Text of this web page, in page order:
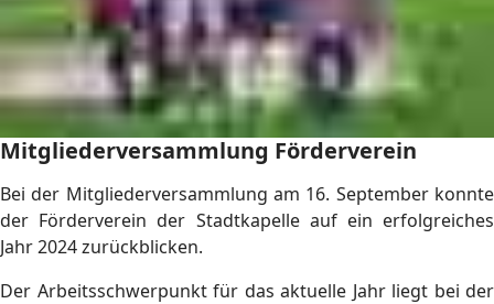
Mitgliederversammlung Förderverein
Bei der Mitgliederversammlung am 16. September konnte
der Förderverein der Stadtkapelle auf ein erfolgreiches
Jahr 2024 zurückblicken.
Der Arbeitsschwerpunkt für das aktuelle Jahr liegt bei der